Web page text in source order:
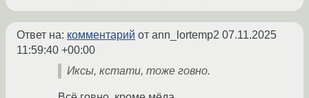
Ответ на: комментарий от ann_lortemp2 07.11.2025
11:59:40 +00:00
Иксы, кстати, тоже говно.